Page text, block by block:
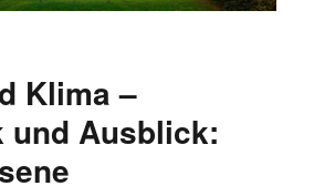
Klima –
und Ausblick: